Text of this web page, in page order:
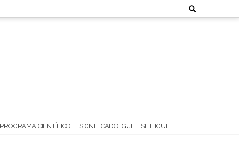
Search
for:
PROGRAMA CIENTÍFICO SIGNIFICADO IGUI SITE IGUI